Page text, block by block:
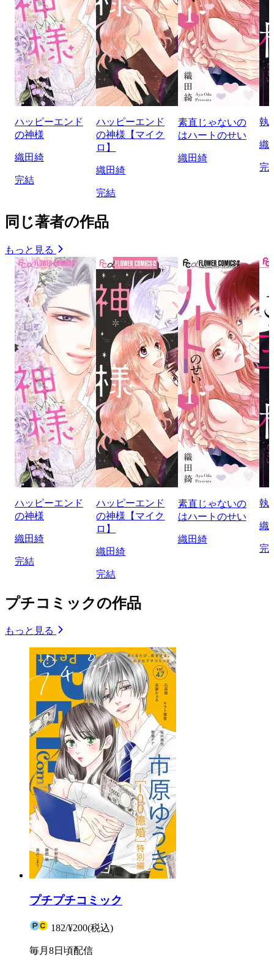
ハッピーエンド
の神様
織田綺
完結
ハッピーエンド
の神様【マイク
ロ】
織田綺
完結
素直じゃないの
はハートのせい
織田綺
執
織
完
同じ著者の作品
もっと見る
ハッピーエンド
の神様
織田綺
完結
ハッピーエンド
の神様【マイク
ロ】
織田綺
完結
素直じゃないの
はハートのせい
織田綺
執
織
完
プチコミックの作品
もっと見る
プチプチコミック
182/¥200(税込)
毎月8日頃配信